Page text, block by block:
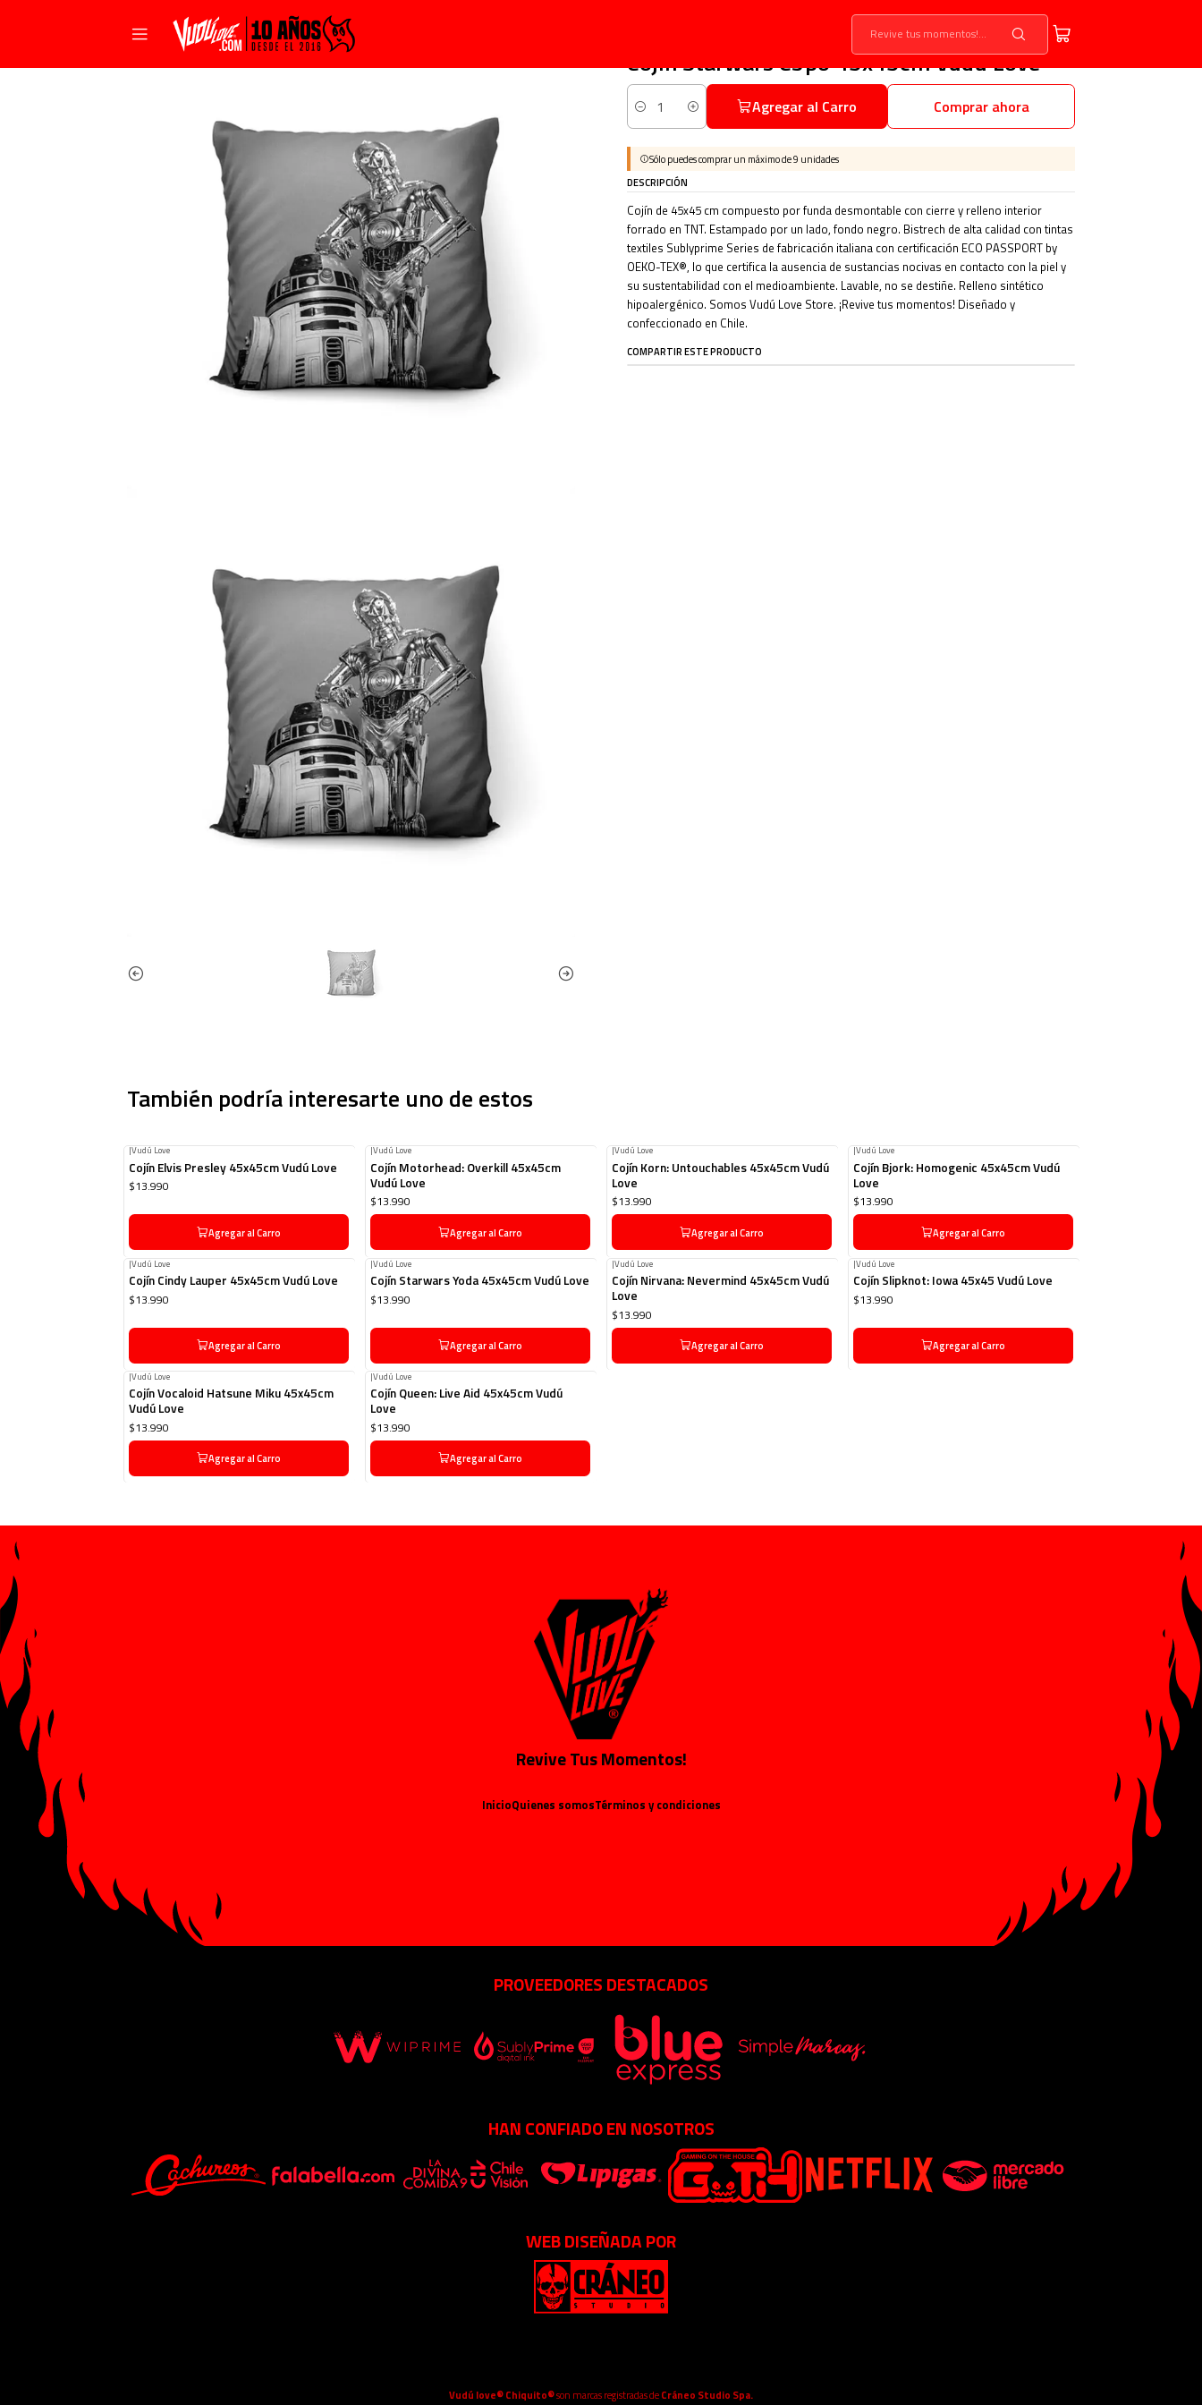
Cojín Starwars C3po 45x45cm Vudú Love
Cantidad Agregar al Carro Comprar ahora
Sólo puedes comprar un máximo de 9 unidades
DESCRIPCIÓN
Cojín de 45x45 cm compuesto por funda desmontable con cierre y relleno interior
forrado en TNT. Estampado por un lado, fondo negro. Bistrech de alta calidad con tintas
textiles Sublyprime Series de fabricación italiana con certificación ECO PASSPORT by
OEKO-TEX®, lo que certifica la ausencia de sustancias nocivas en contacto con la piel y
su sustentabilidad con el medioambiente. Lavable, no se destiñe. Relleno sintético
hipoalergénico. Somos Vudú Love Store. ¡Revive tus momentos! Diseñado y
confeccionado en Chile.
COMPARTIR ESTE PRODUCTO
También podría interesarte uno de estos
|Vudú Love
Cojín Elvis Presley 45x45cm Vudú Love
$13.990
Agregar al Carro
|Vudú Love
Cojín Motorhead: Overkill 45x45cm
Vudú Love
$13.990
Agregar al Carro
|Vudú Love
Cojín Korn: Untouchables 45x45cm Vudú
Love
$13.990
Agregar al Carro
|Vudú Love
Cojín Bjork: Homogenic 45x45cm Vudú
Love
$13.990
Agregar al Carro
|Vudú Love
Cojín Cindy Lauper 45x45cm Vudú Love
$13.990
Agregar al Carro
|Vudú Love
Cojín Starwars Yoda 45x45cm Vudú Love
$13.990
Agregar al Carro
|Vudú Love
Cojín Nirvana: Nevermind 45x45cm Vudú
Love
$13.990
Agregar al Carro
|Vudú Love
Cojín Slipknot: Iowa 45x45 Vudú Love
$13.990
Agregar al Carro
|Vudú Love
Cojín Vocaloid Hatsune Miku 45x45cm
Vudú Love
$13.990
Agregar al Carro
|Vudú Love
Cojín Queen: Live Aid 45x45cm Vudú
Love
$13.990
Agregar al Carro
Revive Tus Momentos!
InicioQuienes somosTérminos y condiciones
PROVEEDORES DESTACADOS
HAN CONFIADO EN NOSOTROS
WEB DISEÑADA POR
Vudú love® Chiquito®son marcas registradas deCráneo Studio Spa.